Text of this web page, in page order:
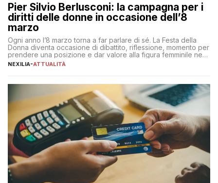
Pier Silvio Berlusconi: la campagna per i
diritti delle donne in occasione dell’8
marzo
Ogni anno l’8 marzo torna a far parlare di sé. La Festa della
Donna diventa occasione di dibattito, riflessione, momento per
prendere una posizione e dar valore alla figura femminile nella
sua complessità e crucialità. A lanciare un messaggio “forte e
NEXILIA-ATTUALITÀ